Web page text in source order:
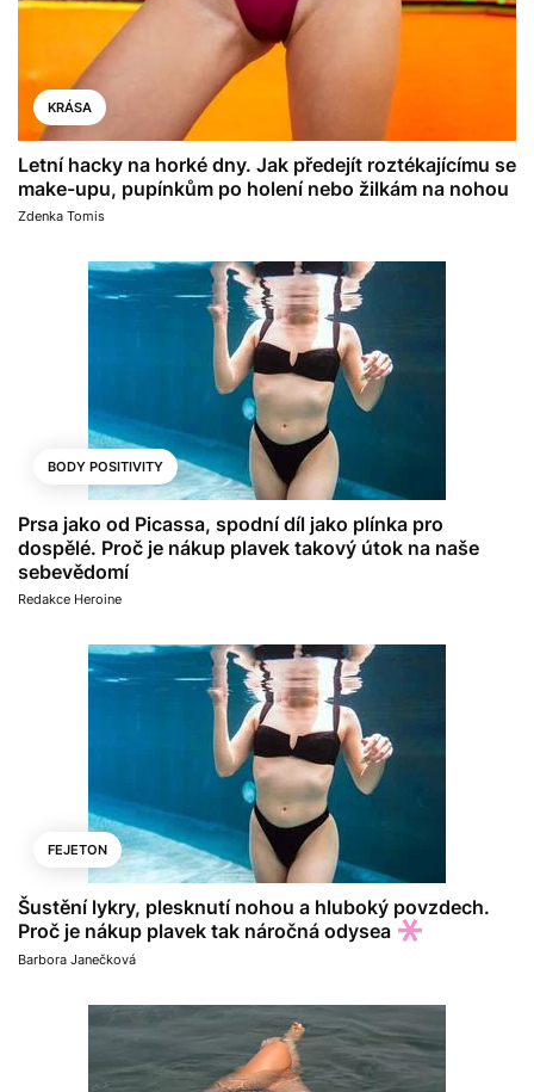
KRÁSA
Letní hacky na horké dny. Jak předejít roztékajícímu se
make-upu, pupínkům po holení nebo žilkám na nohou
Zdenka Tomis
BODY POSITIVITY
Prsa jako od Picassa, spodní díl jako plínka pro
dospělé. Proč je nákup plavek takový útok na naše
sebevědomí
Redakce Heroine
FEJETON
Šustění lykry, plesknutí nohou a hluboký povzdech.
Proč je nákup plavek tak náročná odysea
Barbora Janečková